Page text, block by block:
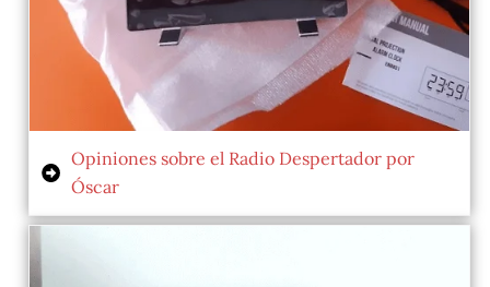
Opiniones sobre el Radio Despertador por
Óscar